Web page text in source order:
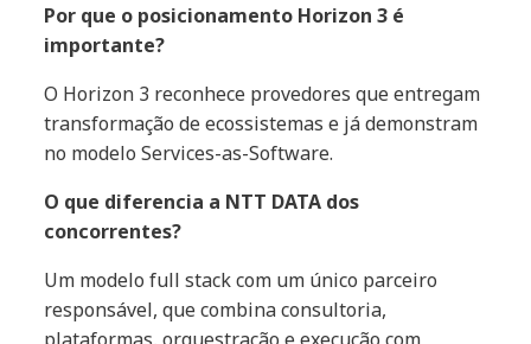
Por que o posicionamento Horizon 3 é
importante?
O Horizon 3 reconhece provedores que entregam
transformação de ecossistemas e já demonstram
no modelo Services-as-Software.
O que diferencia a NTT DATA dos
concorrentes?
Um modelo full stack com um único parceiro
responsável, que combina consultoria,